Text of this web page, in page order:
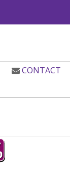
CONTACT